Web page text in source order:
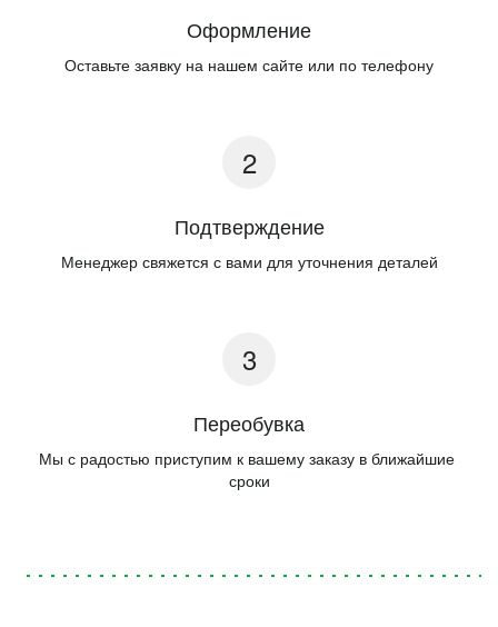
Оформление
Оставьте заявку на нашем сайте или по телефону
Подтверждение
Менеджер свяжется с вами для уточнения деталей
Переобувка
Мы с радостью приступим к вашему заказу в ближайшие
сроки